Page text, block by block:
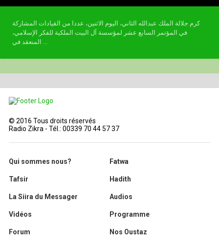
كرم جلالة الملك عبدالله الثاني، اليوم الاثنين، عددا من القيادات المشاركة
في المؤتمر السابع عشر لمؤسسة آل البيت الملكية للفكر الإسلامي،
المنعقد في ...
© 2016 Tous droits réservés
Radio Zikra - Tél.: 00339 70 44 57 37
Qui sommes nous? Fatwa
Tafsir Hadith
La Siira du Messager Audios
Vidéos Programme
Forum Nos Oustaz